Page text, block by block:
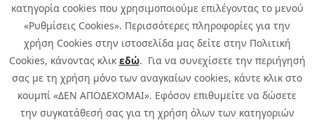
κατηγορία cookies που χρησιμοποιούμε επιλέγοντας το μενού
«Ρυθμίσεις Cookies». Περισσότερες πληροφορίες για την
χρήση Cookies στην ιστοσελίδα μας δείτε στην Πολιτική
Cookies, κάνοντας κλικ εδώ. Για να συνεχίσετε την περιήγησή
σας με τη χρήση μόνο των αναγκαίων cookies, κάντε κλικ στο
κουμπί «ΔΕΝ ΑΠΟΔΕΧΟΜΑΙ». Εφόσον επιθυμείτε να δώσετε
την συγκατάθεσή σας για τη χρήση όλων των κατηγοριών